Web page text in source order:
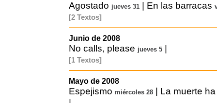
Agostado jueves 31 En las barracas
[2 Textos]
Junio de 2008
No calls, please jueves 5
[1 Textos]
Mayo de 2008
Espejismo miércoles 28
La muerte